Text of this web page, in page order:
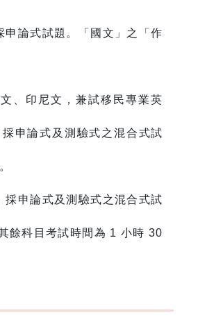
論式試題。「國文」之「作
、印尼文，兼試移民專業英
申論式及測驗式之混合式試
申論式及測驗式之混合式試
餘科目考試時間為 1 小時 30